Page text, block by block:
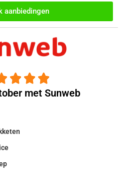
aanbiedingen
  
met Sunweb